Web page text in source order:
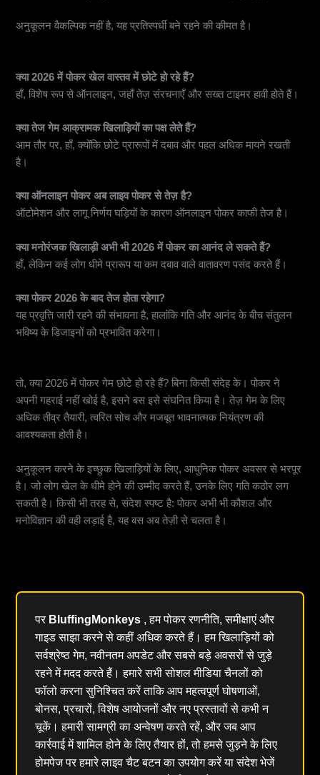
अनुकूलन वैकल्पिक नहीं है, यह प्रतिस्पर्धी बने रहने की कीमत है।
क्या 2026 में पोकर खेल वास्तव में छोटे हो रहे हैं?
हाँ, विशेष रूप से ऑनलाइन, जहाँ तेज़ संरचनाएँ और सख्त टाइमर हावी होते हैं।
क्या तेज गेम आक्रामक खिलाड़ियों का पक्ष लेते हैं?
आम तौर पर, हाँ, क्योंकि छोटे प्रारूपों में दबाव और पहल अधिक मायने रखती
है।
क्या ऑनलाइन पोकर अब लाइव पोकर से तेज़ है?
ऑटोमेशन और लागू निर्णय घड़ियों के कारण ऑनलाइन पोकर काफी तेज है।
क्या मनोरंजक खिलाड़ी अभी भी 2026 में पोकर का आनंद ले सकते हैं?
हाँ, लेकिन कई लोग धीमे प्रारूप या कम दबाव वाले वातावरण पसंद करते हैं।
क्या पोकर 2026 के बाद तेज होता रहेगा?
यह प्रवृत्ति जारी रहने की संभावना है, हालांकि गति और आनंद के बीच संतुलन
भविष्य के डिजाइनों को प्रभावित करेगा।
तो, क्या 2026 में पोकर गेम छोटे हो रहे हैं? बिना किसी संदेह के। पोकर ने
अपनी गहराई नहीं खोई है, इसने बस इसे संघनित किया है। तेज़ गेम के लिए
अधिक तीव्र तैयारी, त्वरित सोच और मजबूत भावनात्मक नियंत्रण की
आवश्यकता होती है।
अनुकूलन करने के इच्छुक खिलाड़ियों के लिए, आधुनिक पोकर अवसर से भरपूर
है। जो लोग खेल के धीमे होने की उम्मीद करते हैं, उनके लिए गति कठोर लग
सकती है। किसी भी तरह से, संदेश स्पष्ट है: पोकर अभी भी कौशल और
मनोविज्ञान की वही लड़ाई है, यह बस अब तेज़ी से चलता है।
पर BluffingMonkeys , हम पोकर रणनीति, समीक्षाएं और
गाइड साझा करने से कहीं अधिक करते हैं। हम खिलाड़ियों को
सर्वश्रेष्ठ गेम, नवीनतम अपडेट और सबसे बड़े अवसरों से जुड़े
रहने में मदद करते हैं। हमारे सभी सोशल मीडिया चैनलों को
फॉलो करना सुनिश्चित करें ताकि आप महत्वपूर्ण घोषणाओं,
बोनस, प्रचारों, विशेष आयोजनों और नए प्रस्तावों से कभी न
चूकें। हमारी सामग्री का अन्वेषण करते रहें, और जब आप
कार्रवाई में शामिल होने के लिए तैयार हों, तो हमसे जुड़ने के लिए
होमपेज पर हमारे लाइव चैट बटन का उपयोग करें या संदेश भेजें